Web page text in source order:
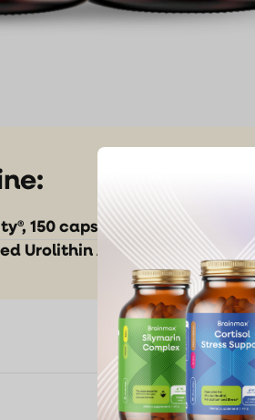
150 capsule vegetale
Urolithin A, 60 capsule